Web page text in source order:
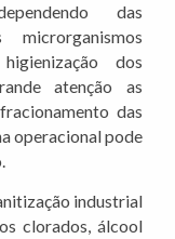
das
dos
atenção as
das
operacional pode
industrial
clorados, álcool